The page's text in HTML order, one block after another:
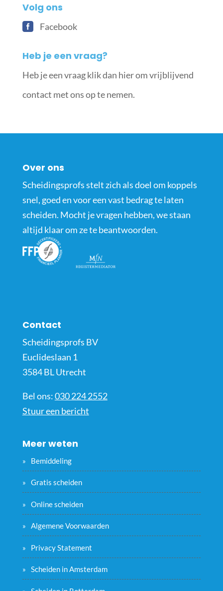
Volg ons
Facebook
Heb je een vraag?
Heb je een vraag klik dan hier om vrijblijvend
contact met ons op te nemen.
Over ons
Scheidingsprofs stelt zich als doel om koppels
snel, goed en voor een vast bedrag te laten
scheiden. Mocht je vragen hebben, we staan
altijd klaar om ze te beantwoorden.
Contact
Scheidingsprofs BV
Euclideslaan 1
3584 BL Utrecht
Bel ons:030 224 2552
Stuur een bericht
Meer weten
Bemiddeling
Gratis scheiden
Online scheiden
Algemene Voorwaarden
Privacy Statement
Scheiden in Amsterdam